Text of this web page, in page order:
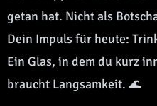
getan hat. Nicht als
Dein Impuls für heute:
Ein Glas, in dem du kurz
braucht Langsamkeit. 🌊